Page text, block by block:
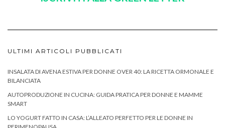
ULTIMI ARTICOLI PUBBLICATI
INSALATA DI AVENA ESTIVA PER DONNE OVER 40: LA RICETTA ORMONALE E
BILANCIATA
AUTOPRODUZIONE IN CUCINA: GUIDA PRATICA PER DONNE E MAMME
SMART
LO YOGURT FATTO IN CASA: L’ALLEATO PERFETTO PER LE DONNE IN